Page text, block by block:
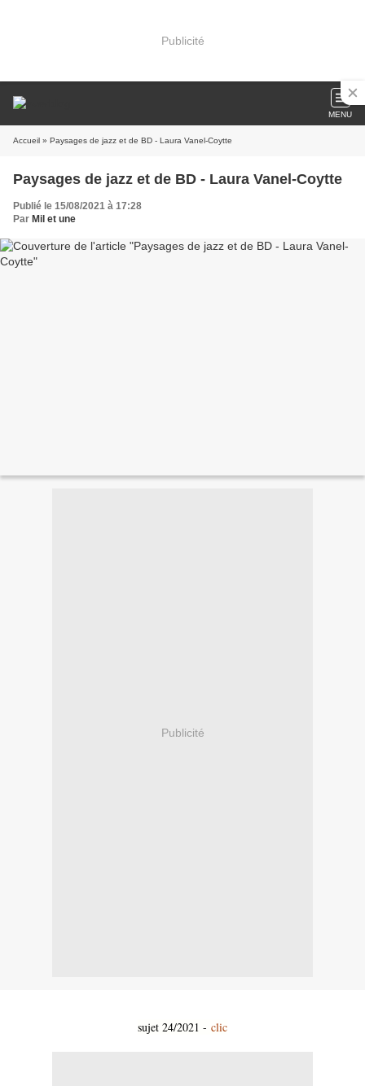
Publicité
MENU
Accueil » Paysages de jazz et de BD - Laura Vanel-Coytte
Paysages de jazz et de BD - Laura Vanel-Coytte
Publié le 15/08/2021 à 17:28
Par Mil et une
Publicité
sujet 24/2021 - clic